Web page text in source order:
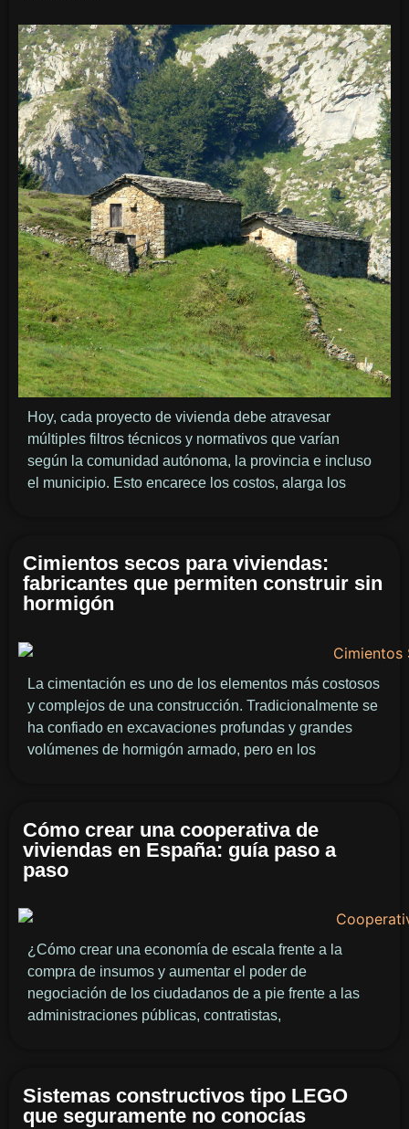
Hoy, cada proyecto de vivienda debe atravesar
múltiples filtros técnicos y normativos que varían
según la comunidad autónoma, la provincia e incluso
el municipio. Esto encarece los costos, alarga los
Cimientos secos para viviendas:
fabricantes que permiten construir sin
hormigón
La cimentación es uno de los elementos más costosos
y complejos de una construcción. Tradicionalmente se
ha confiado en excavaciones profundas y grandes
volúmenes de hormigón armado, pero en los
Cómo crear una cooperativa de
viviendas en España: guía paso a
paso
¿Cómo crear una economía de escala frente a la
compra de insumos y aumentar el poder de
negociación de los ciudadanos de a pie frente a las
administraciones públicas, contratistas,
Sistemas constructivos tipo LEGO
que seguramente no conocías